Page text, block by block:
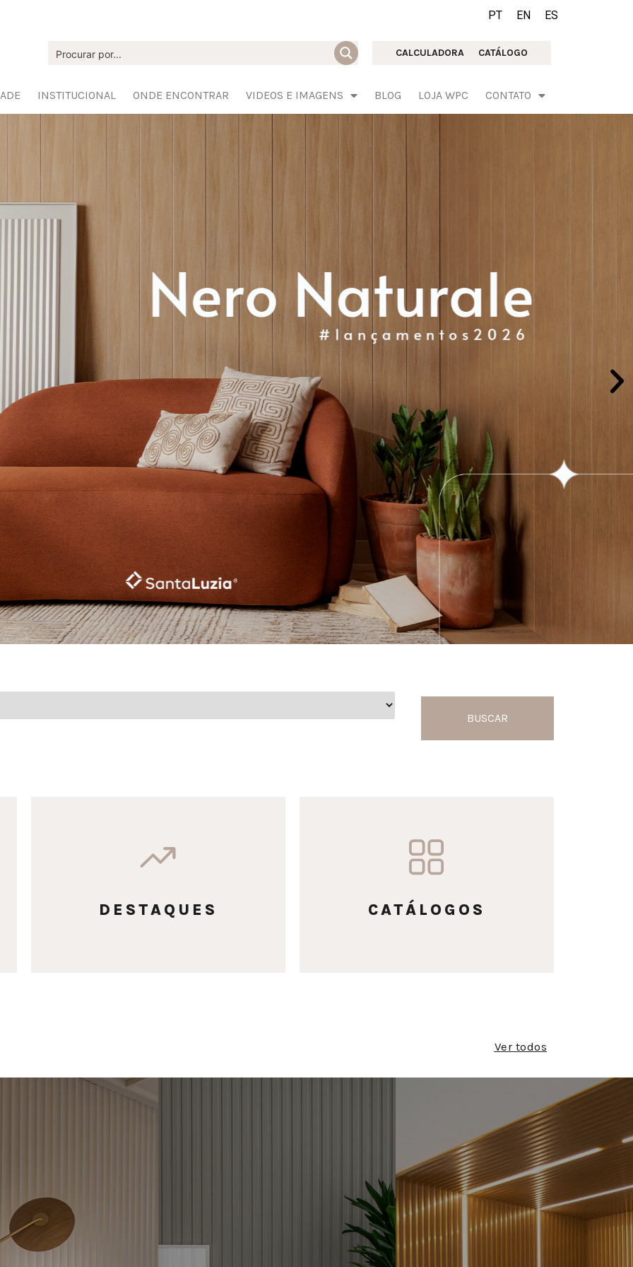
PT EN ES
CALCULADORA CATÁLOGO
INSTITUCIONAL ONDE ENCONTRAR VIDEOS E IMAGENS BLOG LOJA WPC CONTATO
BUSCAR
DESTAQUES CATÁLOGOS
Ver todos
RIPADOS DE
RIPAS E